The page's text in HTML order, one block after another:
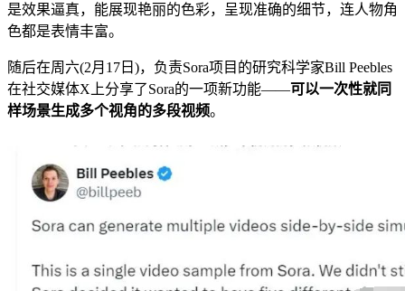
是效果逼真，能展现艳丽的色彩，呈现准确的细节，连人物角
色都是表情丰富。
随后在周六(2月17日)，负责Sora项目的研究科学家Bill Peebles
在社交媒体X上分享了Sora的一项新功能——可以一次性就同
样场景生成多个视角的多段视频。